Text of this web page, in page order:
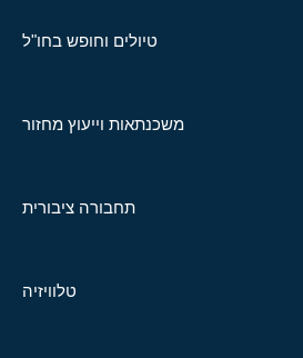
טיולים וחופש בחו"ל
משכנתאות וייעוץ מחזור
תחבורה ציבורית
טלוויזיה